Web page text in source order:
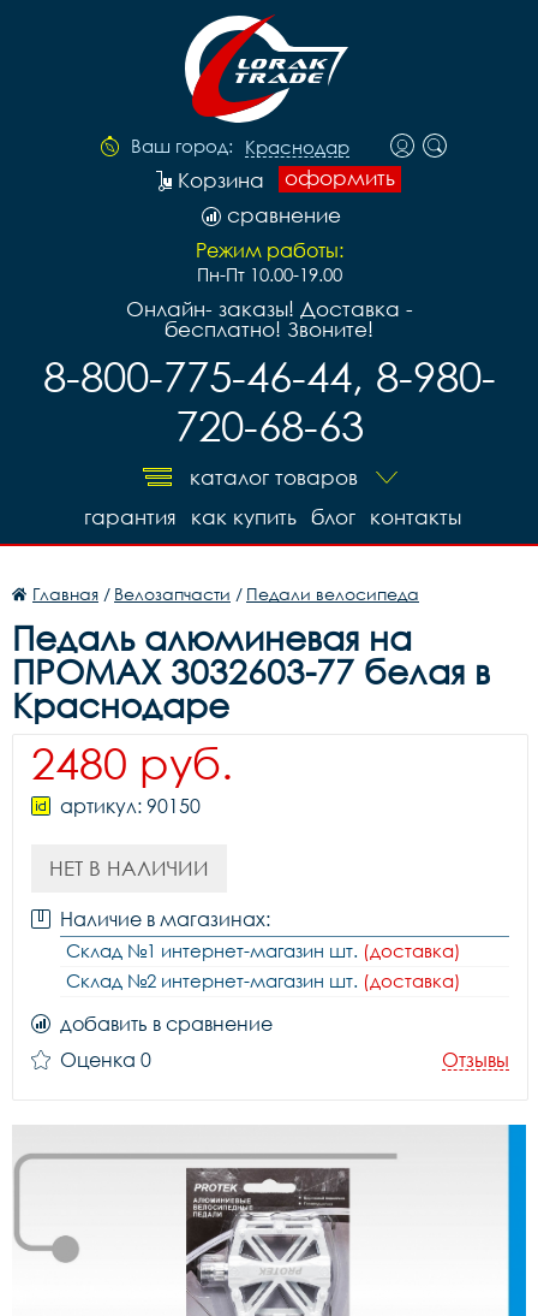
Ваш город: Краснодар
оформить
Корзина
сравнение
Режим работы:
Пн-Пт 10.00-19.00
Онлайн- заказы! Доставка -
бесплатно! Звоните!
8-800-775-46-44, 8-980-
720-68-63
каталог товаров
контакты
блог
как купить
гарантия
Главная / Велозапчасти / Педали велосипеда
Педаль алюминевая на
ПРОМАХ 3032603-77 белая в
Краснодаре
2480 руб.
артикул: 90150
НЕТ В НАЛИЧИИ
Наличие в магазинах:
Склад №1 интернет-магазин шт. (доставка)
Склад №2 интернет-магазин шт. (доставка)
добавить в сравнение
Оценка 0
Отзывы